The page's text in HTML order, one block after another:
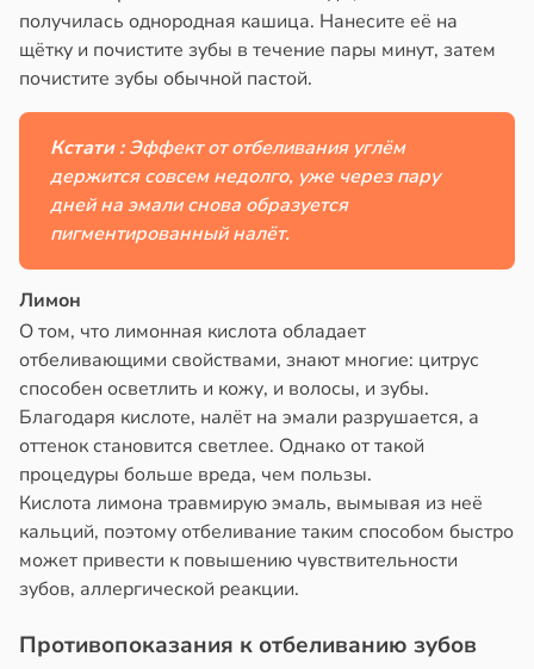
получилась однородная кашица. Нанесите её на
щётку и почистите зубы в течение пары минут, затем
почистите зубы обычной пастой.
Кстати :Эффект от отбеливания углём
держится совсем недолго, уже через пару
дней на эмали снова образуется
пигментированный налёт.
Лимон
О том, что лимонная кислота обладает
отбеливающими свойствами, знают многие: цитрус
способен осветлить и кожу, и волосы, и зубы.
Благодаря кислоте, налёт на эмали разрушается, а
оттенок становится светлее. Однако от такой
процедуры больше вреда, чем пользы.
Кислота лимона травмирую эмаль, вымывая из неё
кальций, поэтому отбеливание таким способом быстро
может привести к повышению чувствительности
зубов, аллергической реакции.
Противопоказания к отбеливанию зубов